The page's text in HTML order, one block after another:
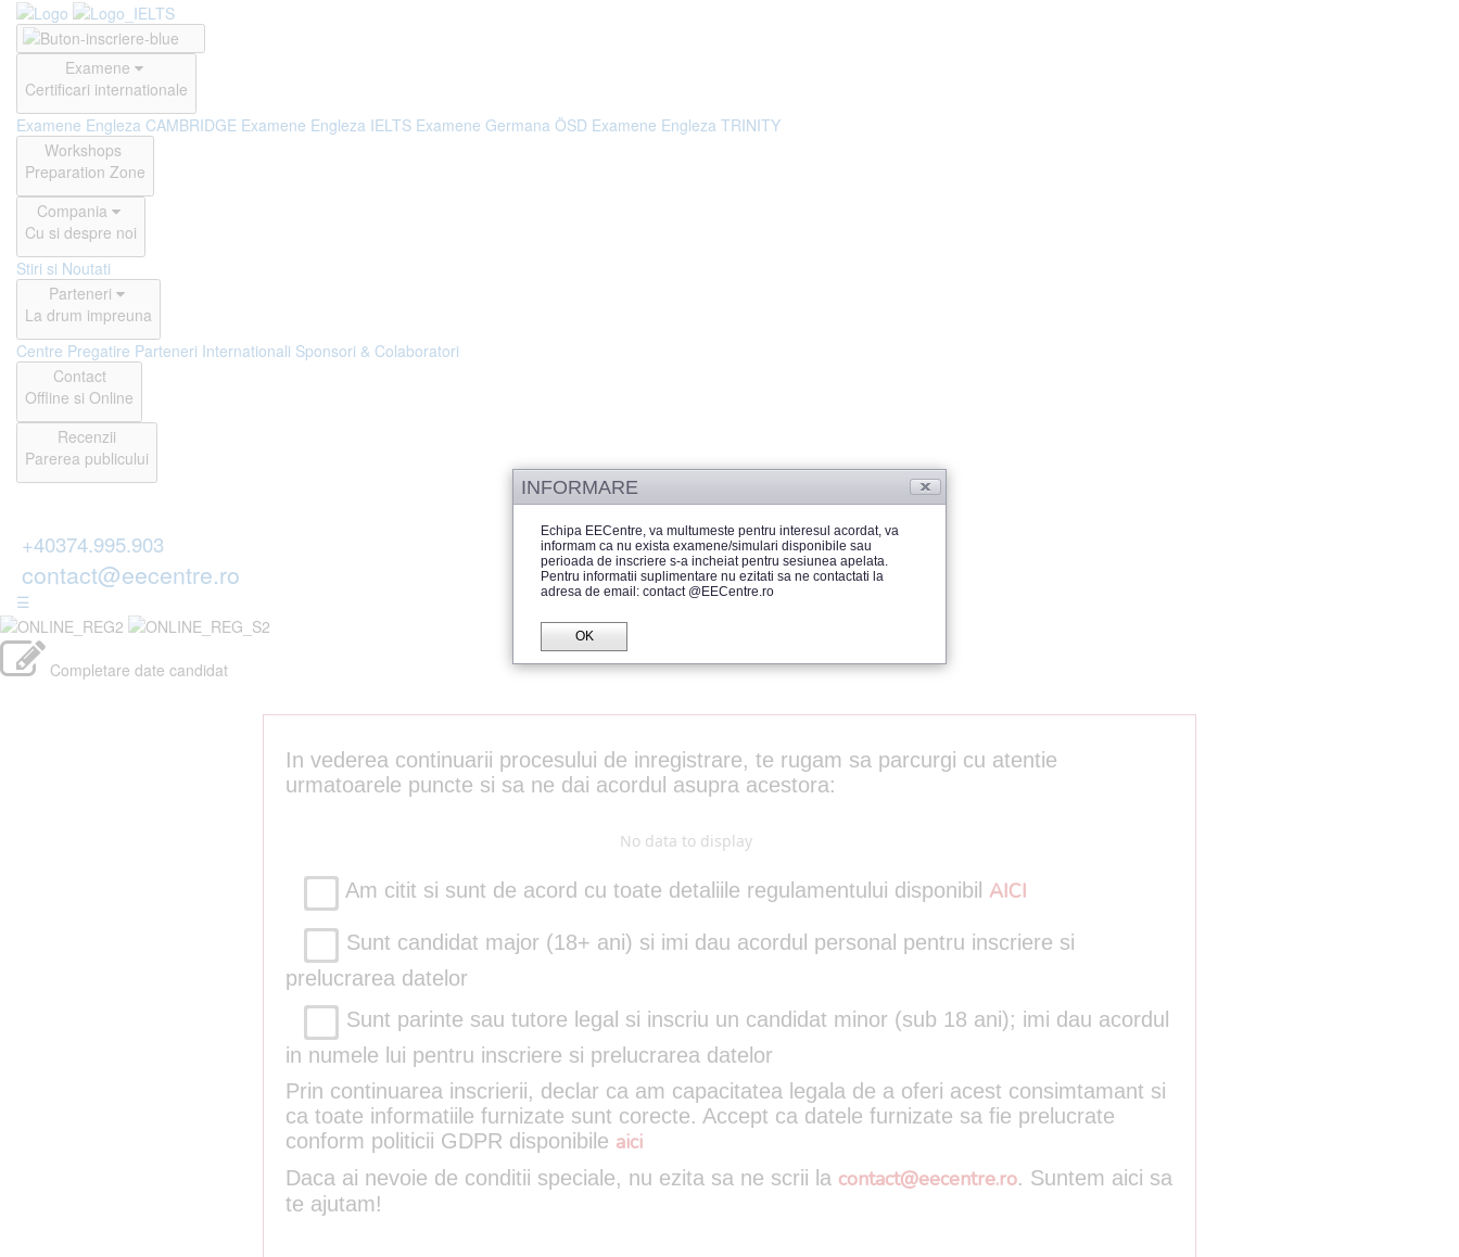
Examene
Certificari internationale
Examene Engleza CAMBRIDGE Examene Engleza IELTS Examene Germana ÖSD Examene Engleza TRINITY
Workshops
Preparation Zone
Compania
Cu si despre noi
Stiri si Noutati
Parteneri
La drum impreuna
Centre Pregatire Parteneri Internationali Sponsori & Colaboratori
Contact
Offline si Online
Recenzii
Parerea publicului
+40374.995.903
contact@eecentre.ro
☰
Completare date candidat
In vederea continuarii procesului de inregistrare, te rugam sa parcurgi cu atentie
urmatoarele puncte si sa ne dai acordul asupra acestora:
No data to display
Am citit si sunt de acord cu toate detaliile regulamentului disponibil AICI
Sunt candidat major (18+ ani) si imi dau acordul personal pentru inscriere si
prelucrarea datelor
Sunt parinte sau tutore legal si inscriu un candidat minor (sub 18 ani); imi dau acordul
in numele lui pentru inscriere si prelucrarea datelor
Prin continuarea inscrierii, declar ca am capacitatea legala de a oferi acest consimtamant si
ca toate informatiile furnizate sunt corecte. Accept ca datele furnizate sa fie prelucrate
conform politicii GDPR disponibile aici
Daca ai nevoie de conditii speciale, nu ezita sa ne scrii la contact@eecentre.ro. Suntem aici sa
te ajutam!
INFORMARE
Echipa EECentre, va multumeste pentru interesul acordat, va
informam ca nu exista examene/simulari disponibile sau
perioada de inscriere s-a incheiat pentru sesiunea apelata.
Pentru informatii suplimentare nu ezitati sa ne contactati la
adresa de email: contact @EECentre.ro
OK